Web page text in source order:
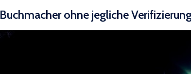
Buchmacher ohne jegliche